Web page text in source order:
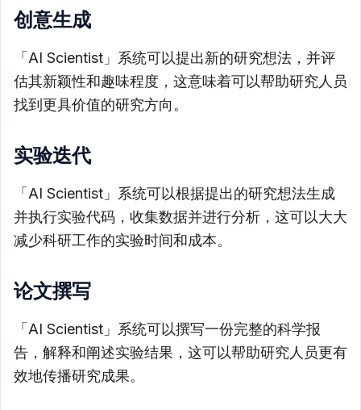
创意生成
「AI Scientist」系统可以提出新的研究想法，并评
估其新颖性和趣味程度，这意味着可以帮助研究人员
找到更具价值的研究方向。
实验迭代
「AI Scientist」系统可以根据提出的研究想法生成
并执行实验代码，收集数据并进行分析，这可以大大
减少科研工作的实验时间和成本。
论文撰写
「AI Scientist」系统可以撰写一份完整的科学报
告，解释和阐述实验结果，这可以帮助研究人员更有
效地传播研究成果。